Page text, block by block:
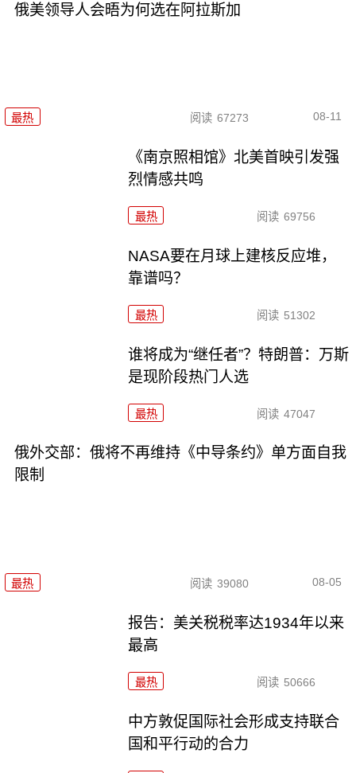
俄美领导人会晤为何选在阿拉斯加
最热 阅读 67273 08-11
《南京照相馆》北美首映引发强
烈情感共鸣
最热 阅读 69756
NASA要在月球上建核反应堆，
靠谱吗？
最热 阅读 51302
谁将成为“继任者”？特朗普：万斯
是现阶段热门人选
最热 阅读 47047
俄外交部：俄将不再维持《中导条约》单方面自我
限制
最热 阅读 39080 08-05
报告：美关税税率达1934年以来
最高
最热 阅读 50666
中方敦促国际社会形成支持联合
国和平行动的合力